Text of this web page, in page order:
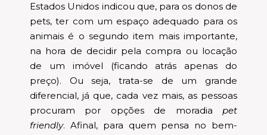
Estados Unidos indicou que, para os donos de
pets, ter com um espaço adequado para os
animais é o segundo item mais importante,
na hora de decidir pela compra ou locação
de um imóvel (ficando atrás apenas do
preço). Ou seja, trata-se de um grande
diferencial, já que, cada vez mais, as pessoas
procuram por opções de moradia pet
friendly. Afinal, para quem pensa no bem-